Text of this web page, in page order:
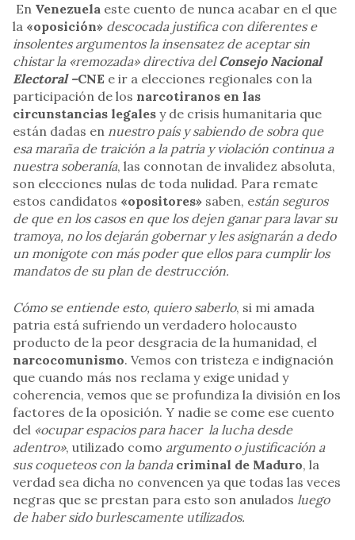
En Venezuela este cuento de nunca acabar en el que
la «oposición» descocada justifica con diferentes e
insolentes argumentos la insensatez de aceptar sin
chistar la «remozada» directiva delConsejo Nacional
Electoral –CNE e ir a elecciones regionales con la
participación de los narcotiranos en las
circunstancias legales y de crisis humanitaria que
están dadas en nuestro país y sabiendo de sobra que
esa maraña de traición a la patria y violación continua a
nuestra soberanía, las connotan de invalidez absoluta,
son elecciones nulas de toda nulidad. Para remate
estos candidatos «opositores» saben, están seguros
de que en los casos en que los dejen ganar para lavar su
tramoya, no los dejarán gobernar y les asignarán a dedo
un monigote con más poder que ellos para cumplir los
mandatos de su plan de destrucción.
Cómo se entiende esto, quiero saberlo, si mi amada
patria está sufriendo un verdadero holocausto
producto de la peor desgracia de la humanidad, el
narcocomunismo. Vemos con tristeza e indignación
que cuando más nos reclama y exige unidad y
coherencia, vemos que se profundiza la división en los
factores de la oposición. Y nadie se come ese cuento
del «ocupar espacios para hacer la lucha desde
adentro», utilizado como argumento o justificación a
sus coqueteos con la banda criminal de Maduro, la
verdad sea dicha no convencen ya que todas las veces
negras que se prestan para esto son anulados luego
de haber sido burlescamente utilizados.